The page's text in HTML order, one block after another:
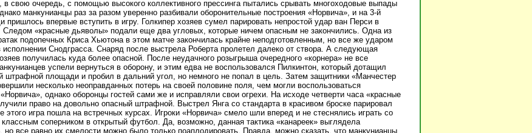
в свою очередь, с помощью высокого коллективного прессинга пытались срывать многоходовые выпады
манкунианцы раз за разом уверенно разбивали оборонительные построения «Норвича», и на 3-й
пришлось впервые вступить в игру. Голкипер хозяев сумел парировать непростой удар ван Перси в
Следом «красные дьяволы» подали еще два угловых, которые ничем опасным не закончились. Одна из
подопечных Криса Хьютона в этом матче закончилась крайне неподготовленным, но все же ударом
исполнении Снодграсса. Снаряд после выстрела Роберта пролетел далеко от створа. А следующая
получилась куда более опасной. После неудачного розыгрыша очередного «корнера» не все
успели вернуться в оборону, и этим едва не воспользовался Пилкинтон, который дотащил
штрафной площади и пробил в дальний угол, но немного не попал в цель. Затем защитники «Манчестер
несколько неоправданных потерь на своей половине поля, чем могли воспользоваться
однако оборонцы гостей сами же и исправляли свои огрехи. На исходе четверти часа «красные
право на довольно опасный штрафной. Выстрел Янга со стандарта в красивом броске парировал
этого игра пошла на встречных курсах. Игроки «Норвича» смело шли вперед и не стеснялись играть со
соперником в открытый футбол. Да, возможно, данная тактика «канареек» выглядела
но все равно их смелости можно было только поаплодировать. Правда, можно сказать, что манкунианцы